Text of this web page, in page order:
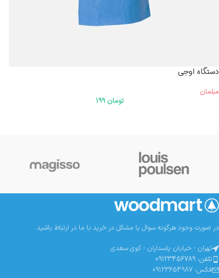
دستگاه اوجی
مبلمان
تومان 199
در صورت وجود هرگونه سوال یا مشکل در خرید با ما در ارتباط باشید
تهران - خیابان پاسداران - کوی سعدی
تلفن: 09123456789
فکس: 09123654987